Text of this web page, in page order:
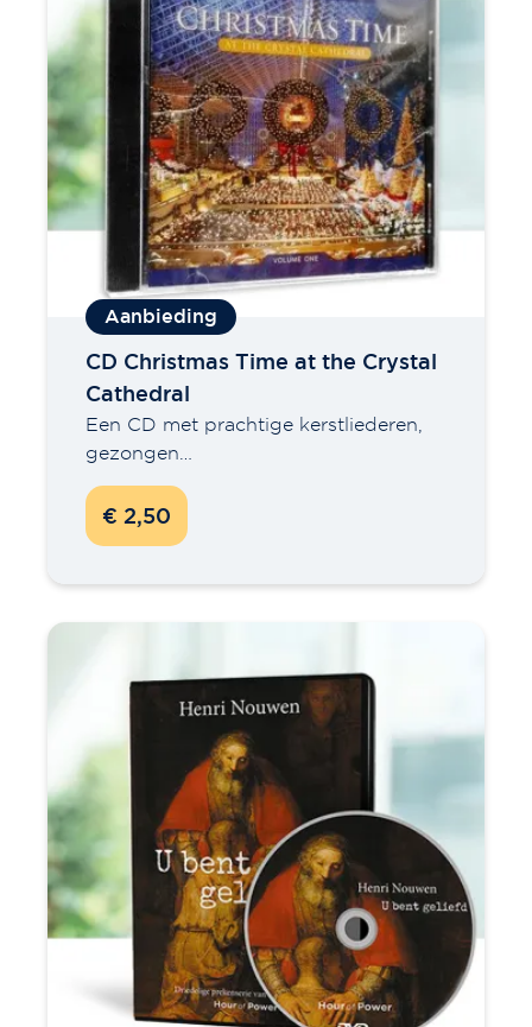
CD Christmas Time at the Crystal
Cathedral
Een CD met prachtige kerstliederen,
gezongen…
€ 2,50